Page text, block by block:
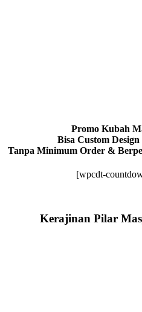
Promo Kubah
Bisa Custom
Tanpa Minimum Order &
[wpcdt-
Kerajinan Pilar